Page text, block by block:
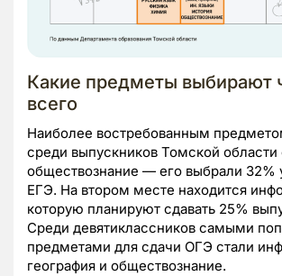
Какие предметы выбирают
всего
Наиболее востребованным
среди выпускников Томской области
обществознание — его выбрали 32%
ЕГЭ. На втором месте находится
которую планируют сдавать 25%
Среди девятиклассников самыми
предметами для сдачи ОГЭ стали
география и обществознание.